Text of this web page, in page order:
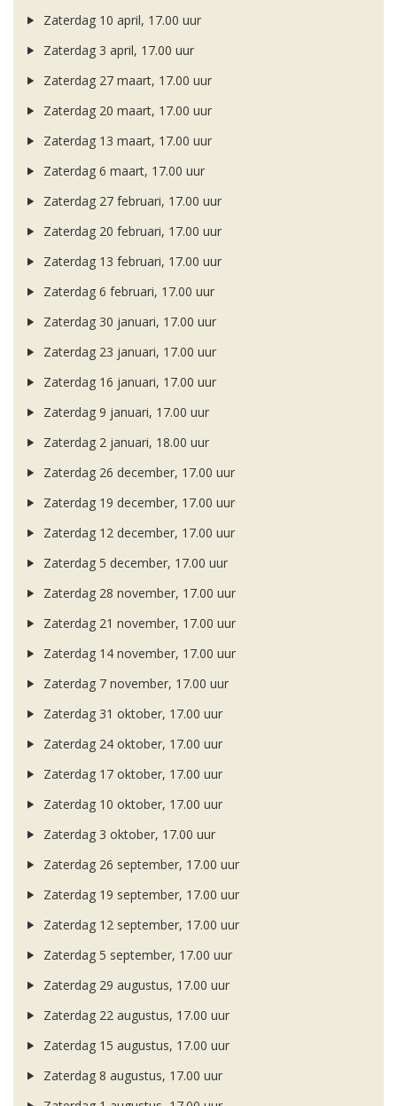
Zaterdag 10 april, 17.00 uur
Zaterdag 3 april, 17.00 uur
Zaterdag 27 maart, 17.00 uur
Zaterdag 20 maart, 17.00 uur
Zaterdag 13 maart, 17.00 uur
Zaterdag 6 maart, 17.00 uur
Zaterdag 27 februari, 17.00 uur
Zaterdag 20 februari, 17.00 uur
Zaterdag 13 februari, 17.00 uur
Zaterdag 6 februari, 17.00 uur
Zaterdag 30 januari, 17.00 uur
Zaterdag 23 januari, 17.00 uur
Zaterdag 16 januari, 17.00 uur
Zaterdag 9 januari, 17.00 uur
Zaterdag 2 januari, 18.00 uur
Zaterdag 26 december, 17.00 uur
Zaterdag 19 december, 17.00 uur
Zaterdag 12 december, 17.00 uur
Zaterdag 5 december, 17.00 uur
Zaterdag 28 november, 17.00 uur
Zaterdag 21 november, 17.00 uur
Zaterdag 14 november, 17.00 uur
Zaterdag 7 november, 17.00 uur
Zaterdag 31 oktober, 17.00 uur
Zaterdag 24 oktober, 17.00 uur
Zaterdag 17 oktober, 17.00 uur
Zaterdag 10 oktober, 17.00 uur
Zaterdag 3 oktober, 17.00 uur
Zaterdag 26 september, 17.00 uur
Zaterdag 19 september, 17.00 uur
Zaterdag 12 september, 17.00 uur
Zaterdag 5 september, 17.00 uur
Zaterdag 29 augustus, 17.00 uur
Zaterdag 22 augustus, 17.00 uur
Zaterdag 15 augustus, 17.00 uur
Zaterdag 8 augustus, 17.00 uur